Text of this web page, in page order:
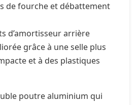
de fourche et débattement
d’amortisseur arrière
grâce à une selle plus
et à des plastiques
poutre aluminium qui